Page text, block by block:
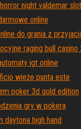
night valdemar slot
online
do grania z
raging bull casino
igt online
wieże punta este
poker 3d gold edition
gry w pokera
daytona high hand